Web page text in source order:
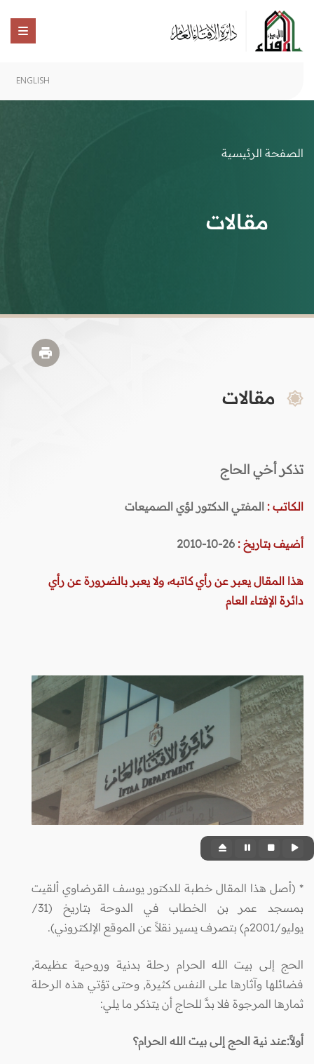
ENGLISH
الصفحة الرئيسية
مقالات
مقالات
تذكر أخي الحاج
الكاتب : المفتي الدكتور لؤي الصميعات
أضيف بتاريخ : 26-10-2010
هذا المقال يعبر عن رأي كاتبه، ولا يعبر بالضرورة عن رأي
دائرة الإفتاء العام
* (أصل هذا المقال خطبة للدكتور يوسف القرضاوي ألقيت
بمسجد عمر بن الخطاب في الدوحة بتاريخ (31/
يوليو/2001م) بتصرف يسير نقلاً عن الموقع الإلكتروني).
الحج إلى بيت الله الحرام رحلة بدنية وروحية عظيمة,
فضائلها وآثارها على النفس كثيرة, وحتى تؤتي هذه الرحلة
ثمارها المرجوة فلا بدَّ للحاج أن يتذكر ما يلي:
أولاً:عند نية الحج إلى بيت الله الحرام‏؟‏